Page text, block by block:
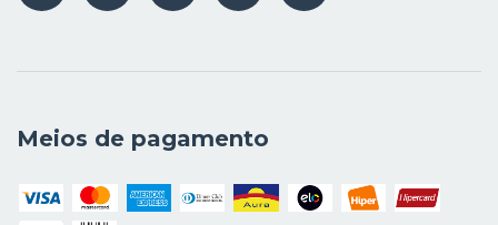
Meios de pagamento